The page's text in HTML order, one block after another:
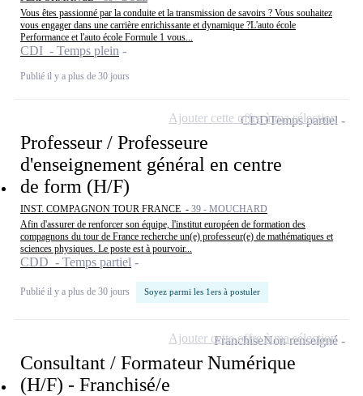
Vous êtes passionné par la conduite et la transmission de savoirs ? Vous souhaitez
vous engager dans une carrière enrichissante et dynamique ?L'auto école
Performance et l'auto école Formule 1 vous...
CDI - Temps plein
Publié il y a plus de 30 jours
Professeur / Professeure
d'enseignement général en centre
de form (H/F)
INST. COMPAGNON TOUR FRANCE - 39 - MOUCHARD
Afin d'assurer de renforcer son équipe, l'institut européen de formation des
compagnons du tour de France recherche un(e) professeur(e) de mathématiques et
sciences physiques. Le poste est à pourvoir...
CDD - Temps partiel
Publié il y a plus de 30 jours Soyez parmi les 1ers à postuler
CDDTemps partiel
Ajouter cette offre à ma sélection
Consultant / Formateur Numérique
(H/F) - Franchisé/e
FranchiseNon renseigné
Ajouter cette offre à ma sélection